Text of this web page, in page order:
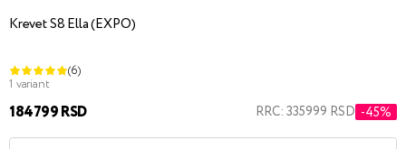
Krevet S8 Ella (EXPO)
(6)
1 variant
184799 RSD RRC: 335999 RSD -45%